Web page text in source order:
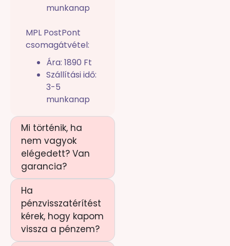
munkanap
MPL PostPont
csomagátvétel:
Ára: 1890 Ft
Szállítási idő:
3-5
munkanap
Mi történik, ha
nem vagyok
elégedett? Van
garancia?
Ha
pénzvisszatérítést
kérek, hogy kapom
vissza a pénzem?